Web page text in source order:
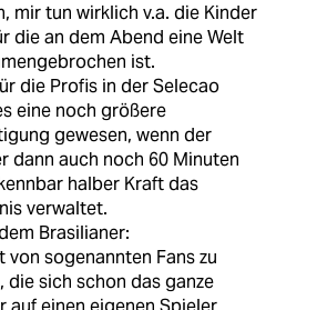
mir tun wirklich v.a. die Kinder
die an dem Abend eine Welt
ist.
die Profis in der Selecao
eine noch größere
gewesen, wenn der
dann auch noch 60 Minuten
halber Kraft das
verwaltet.
Brasilianer:
von sogenannten Fans zu
die sich schon das ganze